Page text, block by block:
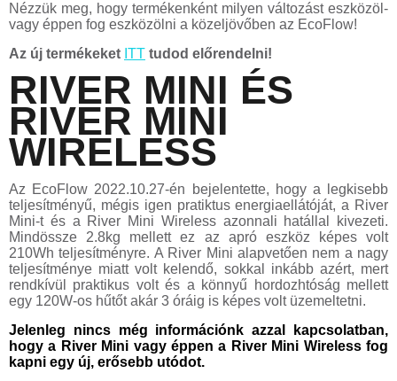
Nézzük meg, hogy termékenként milyen változást eszközöl-
vagy éppen fog eszközölni a közeljövőben az EcoFlow!
Az új termékeket ITT tudod előrendelni!
RIVER MINI ÉS
RIVER MINI
WIRELESS
Az EcoFlow 2022.10.27-én bejelentette, hogy a legkisebb
teljesítményű, mégis igen pratiktus energiaellátóját, a River
Mini-t és a River Mini Wireless azonnali hatállal kivezeti.
Mindössze 2.8kg mellett ez az apró eszköz képes volt
210Wh teljesítményre. A River Mini alapvetően nem a nagy
teljesítménye miatt volt kelendő, sokkal inkább azért, mert
rendkívül praktikus volt és a könnyű hordozhtóság mellett
egy 120W-os hűtőt akár 3 óráig is képes volt üzemeltetni.
Jelenleg nincs még információnk azzal kapcsolatban,
hogy a River Mini vagy éppen a River Mini Wireless fog
kapni egy új, erősebb utódot.